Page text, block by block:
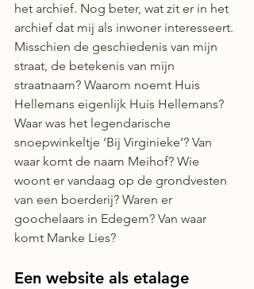
het archief. Nog beter, wat zit er in het
archief dat mij als inwoner interesseert.
Misschien de geschiedenis van mijn
straat, de betekenis van mijn
straatnaam? Waarom noemt Huis
Hellemans eigenlijk Huis Hellemans?
Waar was het legendarische
snoepwinkeltje ‘Bij Virginieke’? Van
waar komt de naam Meihof? Wie
woont er vandaag op de grondvesten
van een boerderij? Waren er
goochelaars in Edegem? Van waar
komt Manke Lies?
Een website als etalage